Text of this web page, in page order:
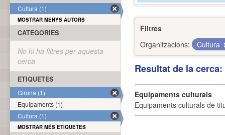
Filtres
Organitzacions:
Cultura
Resultat de la
Equipaments culturals
Equipaments culturals de
Cultura (1)
MOSTRAR MENYS AUTORS
CATEGORIES
No hi ha filtres per aquesta
cerca
ETIQUETES
Girona (1)
Equipaments (1)
Cultura (1)
MOSTRAR MÉS ETIQUETES